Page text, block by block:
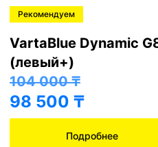
Рекомендуем
VartaBlue Dynamic
(левый+)
104 000₸
98 500 ₸
Подробнее